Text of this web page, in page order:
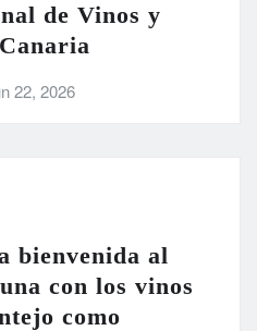
de Vinos y
22, 2026
bienvenida al
con los vinos
como